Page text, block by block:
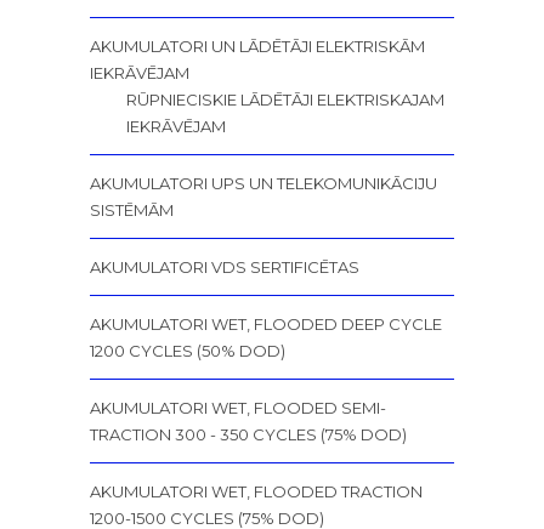
AKUMULATORI UN LĀDĒTĀJI ELEKTRISKĀM
IEKRĀVĒJAM
RŪPNIECISKIE LĀDĒTĀJI ELEKTRISKAJAM
IEKRĀVĒJAM
AKUMULATORI UPS UN TELEKOMUNIKĀCIJU
SISTĒMĀM
AKUMULATORI VDS SERTIFICĒTAS
AKUMULATORI WET, FLOODED DEEP CYCLE
1200 CYCLES (50% DOD)
AKUMULATORI WET, FLOODED SEMI-
TRACTION 300 - 350 CYCLES (75% DOD)
AKUMULATORI WET, FLOODED TRACTION
1200-1500 CYCLES (75% DOD)